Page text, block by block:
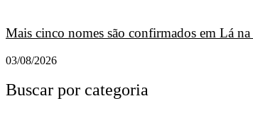
Mais cinco nomes são confirmados em Lá
03/08/2026
Buscar por categoria